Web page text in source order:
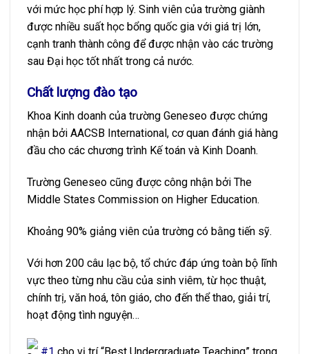
với mức học phí hợp lý. Sinh viên của trường giành
được nhiều suất học bổng quốc gia với giá trị lớn,
cạnh tranh thành công để được nhận vào các trường
sau Đại học tốt nhất trong cả nước.
Chất lượng đào tạo
Khoa Kinh doanh của trường Geneseo được chứng
nhận bởi AACSB International, cơ quan đánh giá hàng
đầu cho các chương trình Kế toán và Kinh Doanh.
Trường Geneseo cũng được công nhận bởi The
Middle States Commission on Higher Education.
Khoảng 90% giảng viên của trường có bằng tiến sỹ.
Với hơn 200 câu lạc bộ, tổ chức đáp ứng toàn bộ lĩnh
vực theo từng nhu cầu của sinh viêm, từ học thuật,
chính trị, văn hoá, tôn giáo, cho đến thể thao, giải trí,
hoạt động tình nguyện…
#1 cho vị trí “Best Undergraduate Teaching” trong